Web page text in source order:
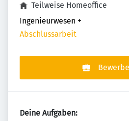
Teilweise Homeoffice
Ingenieurwesen +
Abschlussarbeit
Deine Aufgaben: